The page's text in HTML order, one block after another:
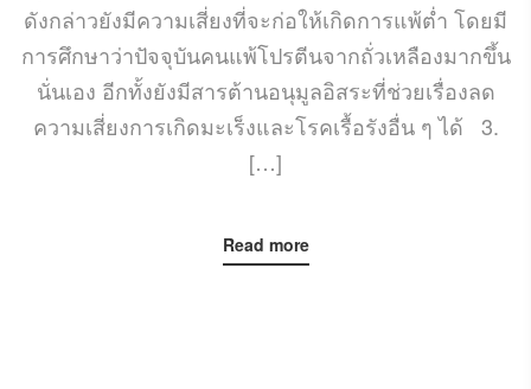
ดังกล่าวยังมีความเสี่ยงที่จะก่อให้เกิดการแพ้ต่ำ โดยมี
การศึกษาว่าปัจจุบันคนแพ้โปรตีนจากถั่วเหลืองมากขึ้น
นั่นเอง อีกทั้งยังมีสารต้านอนุมูลอิสระที่ช่วยเรื่องลด
ความเสี่ยงการเกิดมะเร็งและโรคเรื้อรังอื่น ๆ ได้ 3.
[…]
Read more